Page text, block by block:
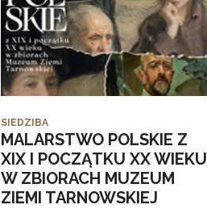
SIEDZIBA
MALARSTWO POLSKIE Z
XIX I POCZĄTKU XX WIEKU
W ZBIORACH MUZEUM
ZIEMI TARNOWSKIEJ